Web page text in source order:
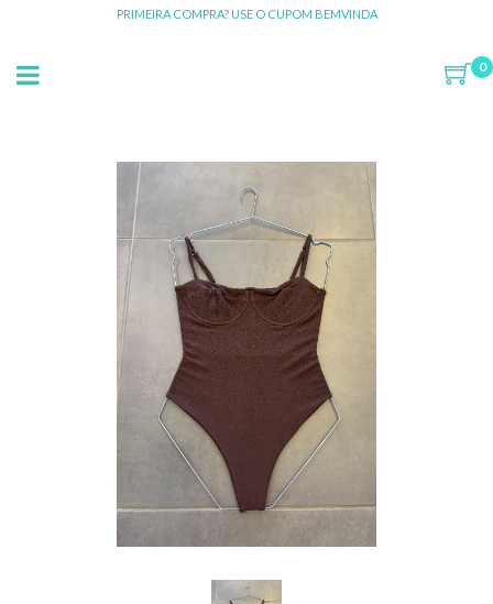
PRIMEIRA COMPRA? USE O CUPOM BEMVINDA
0